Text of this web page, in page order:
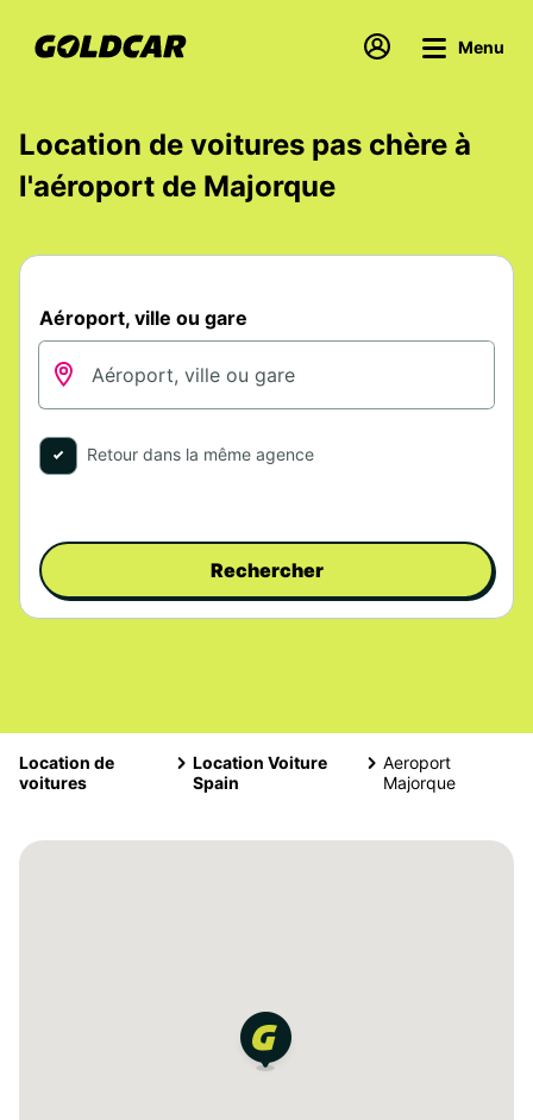
Menu
Location de voitures pas chère à
l'aéroport de Majorque
Aéroport, ville ou gare
Retour dans la même agence
Rechercher
Location de
voitures
Location Voiture
Spain
Aeroport
Majorque